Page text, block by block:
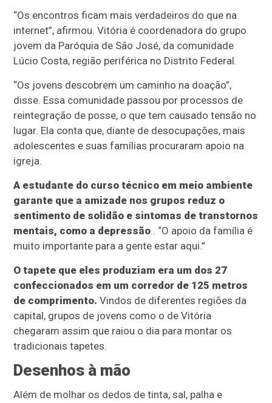
“Os encontros ficam mais verdadeiros do que na
internet”, afirmou. Vitória é coordenadora do grupo
jovem da Paróquia de São José, da comunidade
Lúcio Costa, região periférica no Distrito Federal.
“Os jovens descobrem um caminho na doação”,
disse. Essa comunidade passou por processos de
reintegração de posse, o que tem causado tensão no
lugar. Ela conta que, diante de desocupações, mais
adolescentes e suas famílias procuraram apoio na
igreja.
A estudante do curso técnico em meio ambiente
garante que a amizade nos grupos reduz o
sentimento de solidão e sintomas de transtornos
mentais, como a depressão . “O apoio da família é
muito importante para a gente estar aqui.”
O tapete que eles produziam era um dos 27
confeccionados em um corredor de 125 metros
de comprimento. Vindos de diferentes regiões da
capital, grupos de jovens como o de Vitória
chegaram assim que raiou o dia para montar os
tradicionais tapetes.
Desenhos à mão
Além de molhar os dedos de tinta, sal, palha e